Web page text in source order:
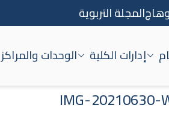
المجلة التربوية
إدارات الكلية الوحدات والمراكز
IMG-20210630-